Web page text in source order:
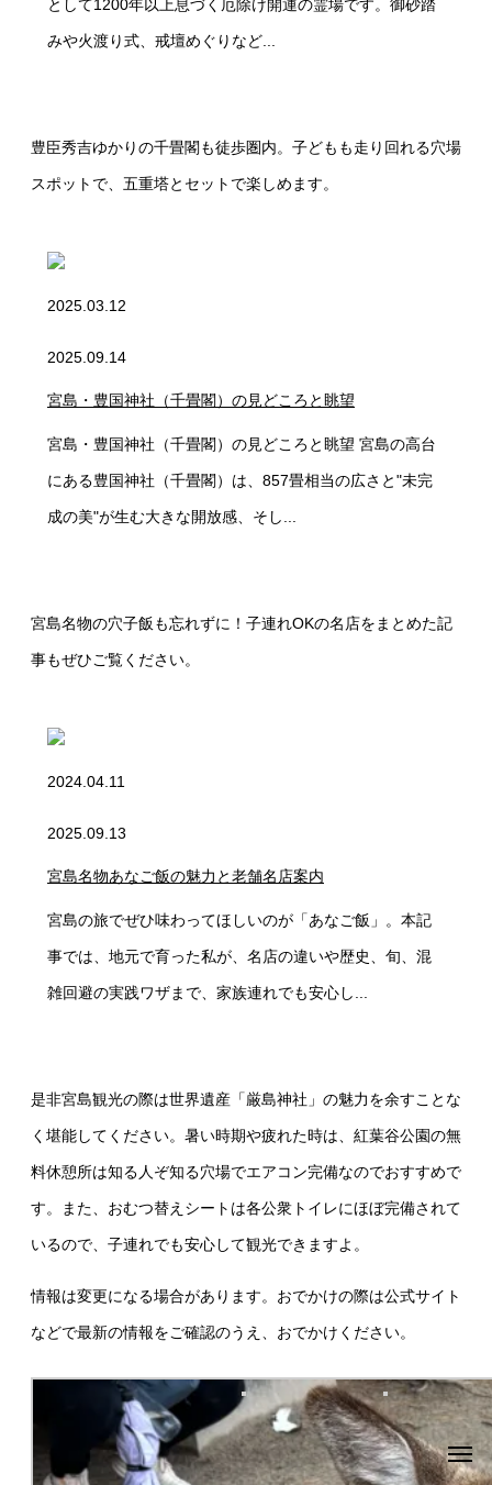
として1200年以上息づく厄除け開運の霊場です。御砂踏
みや火渡り式、戒壇めぐりなど...
豊臣秀吉ゆかりの千畳閣も徒歩圏内。子どもも走り回れる穴場
スポットで、五重塔とセットで楽しめます。
2025.03.12
2025.09.14
宮島・豊国神社（千畳閣）の見どころと眺望
宮島・豊国神社（千畳閣）の見どころと眺望 宮島の高台
にある豊国神社（千畳閣）は、857畳相当の広さと"未完
成の美"が生む大きな開放感、そし...
宮島名物の穴子飯も忘れずに！子連れOKの名店をまとめた記
事もぜひご覧ください。
2024.04.11
2025.09.13
宮島名物あなご飯の魅力と老舗名店案内
宮島の旅でぜひ味わってほしいのが「あなご飯」。本記
事では、地元で育った私が、名店の違いや歴史、旬、混
雑回避の実践ワザまで、家族連れでも安心し...
是非宮島観光の際は世界遺産「厳島神社」の魅力を余すことな
く堪能してください。暑い時期や疲れた時は、紅葉谷公園の無
料休憩所は知る人ぞ知る穴場でエアコン完備なのでおすすめで
す。また、おむつ替えシートは各公衆トイレにほぼ完備されて
いるので、子連れでも安心して観光できますよ。
情報は変更になる場合があります。おでかけの際は公式サイト
などで最新の情報をご確認のうえ、おでかけください。